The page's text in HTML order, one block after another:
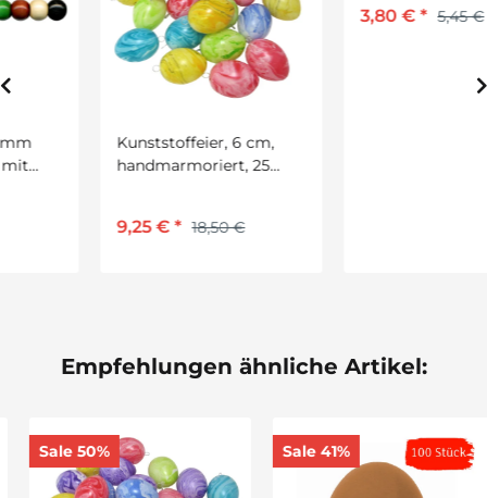
Kunststoffeier, 6 cm,
handmarmoriert, 25
18,50 €
Deko Baumspitze, Höhe
225 mm
Empfehlungen ähnliche Artikel:
Sale 50% Sale 41%